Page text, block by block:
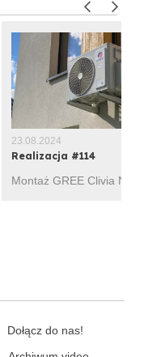
23.08.2024
Realizacja #114
Montaż GREE Clivia
Dołącz do nas!